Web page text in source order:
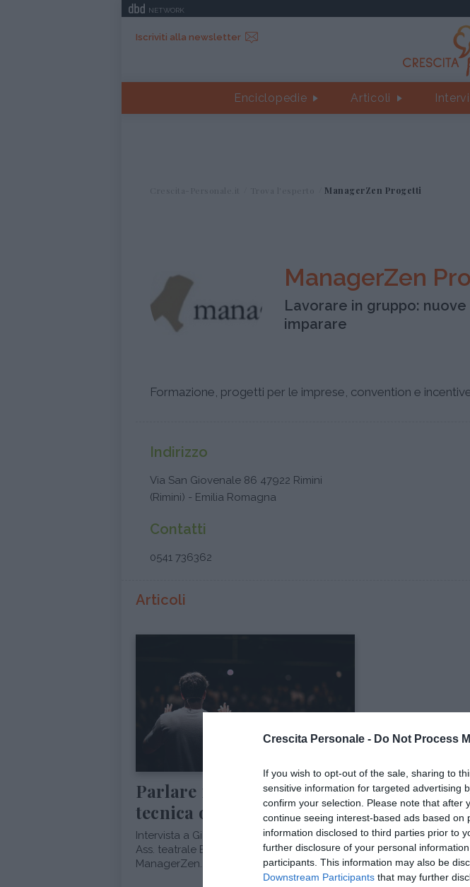
Crescita Personale - Do Not Process
If you wish to opt-out of the sale, sharing to
sensitive information for targeted advertising
confirm your selection. Please note that after
continue seeing interest-based ads based
information disclosed to third parties prior to
further disclosure of your personal
participants. This information may also be
Downstream Participants that may further
NETWORK
Iscriviti alla newsletter
Enciclopedie Articoli
ManagerZen Progetti
ManagerZen
Lavorare in gruppo:
imparare
Formazione, progetti per le imprese, convention e
Indirizzo
Via San Giovenale 86 47922 Rimini
(Rimini) - Emilia Romagna
Contatti
0541 736362
Articoli
Parlare in pubblico:
tecnica o spontaneità?
Intervista a Gianluca Reggiani, Presidente
Ass. teatrale Banyan e formAttore di
ManagerZen...